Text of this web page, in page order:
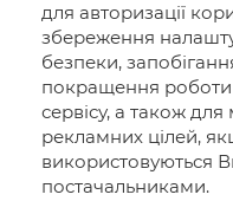
для авторизації
збереження
безпеки,
покращення
сервісу, а також
рекламних цілей,
використовуються
постачальниками.